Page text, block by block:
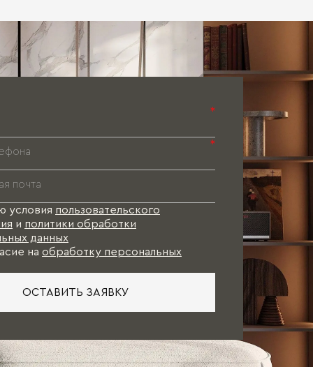
Паспорт
*
*
условия пользовательского
и политики обработки
данных
на обработку персональных
ОСТАВИТЬ ЗАЯВКУ